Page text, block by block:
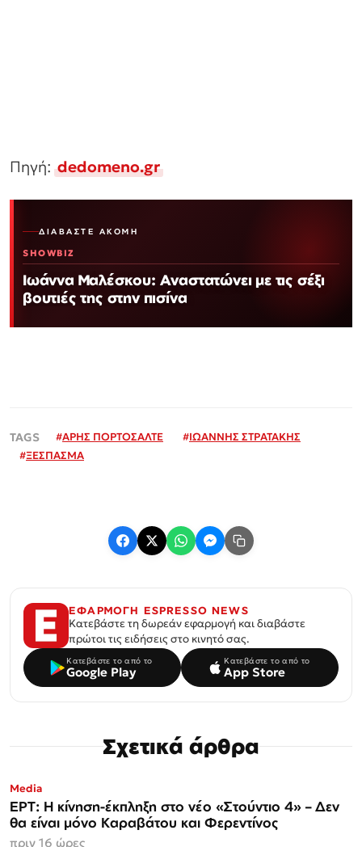
Πηγή:dedomeno.gr
ΔΙΑΒΆΣΤΕ ΑΚΌΜΗ
SHOWBIZ
Ιωάννα Μαλέσκου: Αναστατώνει με τις σέξι
βουτιές της στην πισίνα
#ΑΡΗΣ ΠΟΡΤΟΣΑΛΤΕ #ΙΩΑΝΝΗΣ ΣΤΡΑΤΑΚΗΣ
#ΞΕΣΠΑΣΜΑ
ΕΦΑΡΜΟΓΗ ESPRESSO NEWS
Κατεβάστε τη δωρεάν εφαρμογή και διαβάστε
πρώτοι τις ειδήσεις στο κινητό σας.
Κατεβάστε το από το
Google Play
Κατεβάστε το από το
App Store
Σχετικά άρθρα
Media
ΕΡΤ: Η κίνηση-έκπληξη στο νέο «Στούντιο 4» – Δεν
θα είναι μόνο Καραβάτου και Φερεντίνος
πριν 16 ώρες